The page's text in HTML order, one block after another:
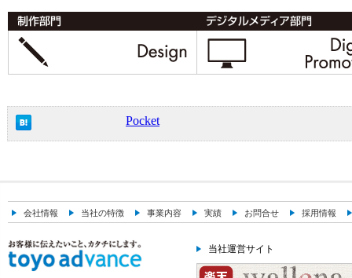
Pocket
会社情報 当社の特徴 事業内容 実績 お問合せ 採用情報
当社運営サイト